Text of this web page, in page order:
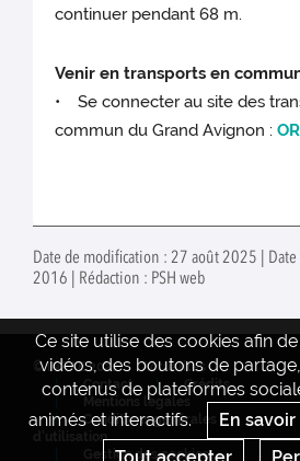
continuer pendant 68 m.
Venir en transports en
• Se connecter au site des
commun du Grand Avignon :
Date de modification : 27 août 2025 |
2016 | Rédaction : PSH web
Ce site utilise des cookies afin
vidéos, des boutons de
contenus de plateformes
animés et interactifs.
En savoir
© INRAE 2022
Actualités
Contact
Crédits
Mentions legales
Conditions générales
d'utilisation
Gestion des cookies